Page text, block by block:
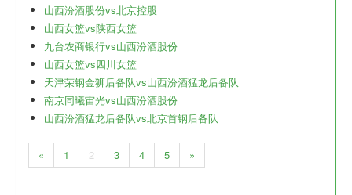
山西汾酒股份vs北京控股
山西女篮vs陕西女篮
九台农商银行vs山西汾酒股份
山西女篮vs四川女篮
天津荣钢金狮后备队vs山西汾酒猛龙后备队
南京同曦宙光vs山西汾酒股份
山西汾酒猛龙后备队vs北京首钢后备队
« 1 2 3 4 5 »